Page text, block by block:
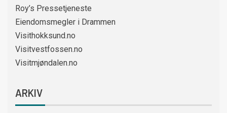
Roy’s Pressetjeneste
Eiendomsmegler i Drammen
Visithokksund.no
Visitvestfossen.no
Visitmjøndalen.no
ARKIV